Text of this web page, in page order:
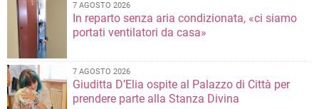
7 AGOSTO 2026
In reparto senza aria condizionata, «ci siamo
portati ventilatori da casa»
7 AGOSTO 2026
Giuditta D’Elia ospite al Palazzo di Città per
prendere parte alla Stanza Divina